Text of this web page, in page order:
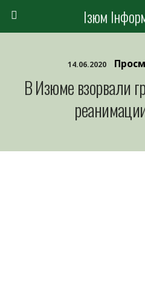
Ізюм
14.06.2020
В Изюме взорвали